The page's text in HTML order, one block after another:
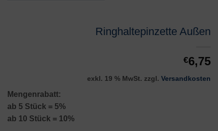
Ringhaltepinzette Außen
€6,75
exkl. 19 % MwSt. zzgl. Versandkosten
Mengenrabatt:
ab 5 Stück = 5%
ab 10 Stück = 10%